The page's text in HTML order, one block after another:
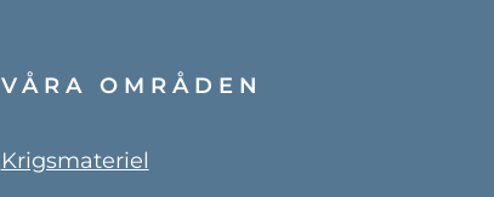
VÅRA OMRÅDEN
Krigsmateriel